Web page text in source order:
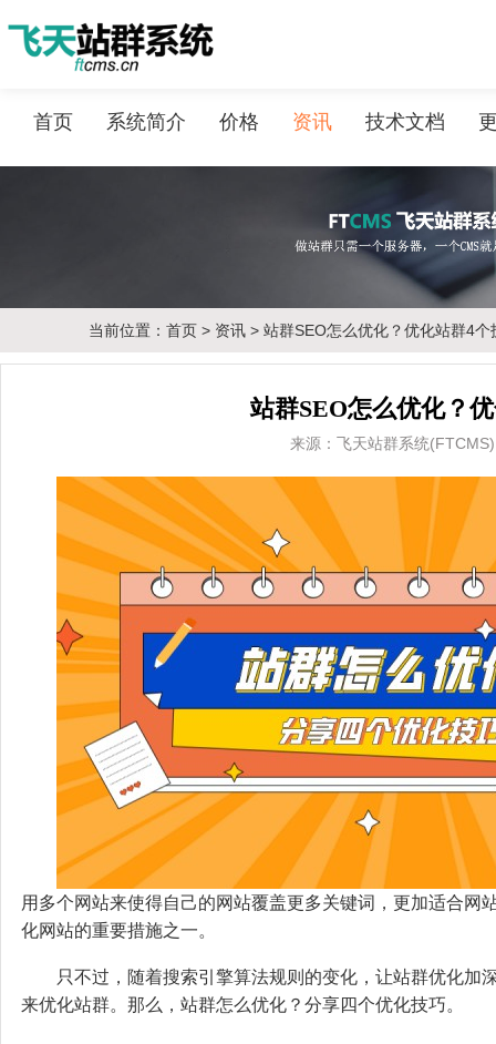
首页 系统简介 价格 资讯 技术文档
当前位置： 首页 > 资讯 > 站群SEO怎么优化？优化站群4个
站群SEO怎么优化？
来源：飞天站群系统
用多个网站来使得自己的网站覆盖更多关键词，更加适合
化网站的重要措施之一。
只不过，随着搜索引擎算法规则的变化，让站群优化加
来优化站群。那么，站群怎么优化？分享四个优化技巧。